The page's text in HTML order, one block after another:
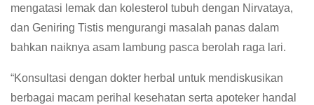
mengatasi lemak dan kolesterol tubuh dengan Nirvataya,
dan Geniring Tistis mengurangi masalah panas dalam
bahkan naiknya asam lambung pasca berolah raga lari.
“Konsultasi dengan dokter herbal untuk mendiskusikan
berbagai macam perihal kesehatan serta apoteker handal